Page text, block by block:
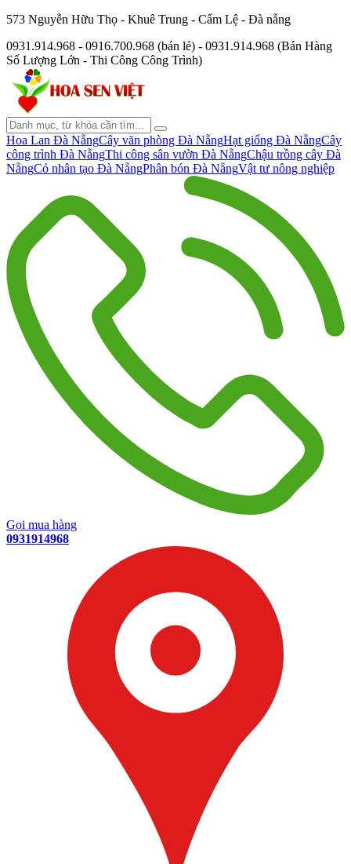
573 Nguyễn Hữu Thọ - Khuê Trung - Cẩm Lệ - Đà nẵng
0931.914.968 - 0916.700.968 (bán lẻ) - 0931.914.968 (Bán Hàng
Số Lượng Lớn - Thi Công Công Trình)
Hoa Lan Đà NẵngCây văn phòng Đà NẵngHạt giống Đà NẵngCây
công trình Đà NẵngThi công sân vườn Đà NẵngChậu trồng cây Đà
NẵngCỏ nhân tạo Đà NẵngPhân bón Đà NẵngVật tư nông nghiệp
Gọi mua hàng
0931914968